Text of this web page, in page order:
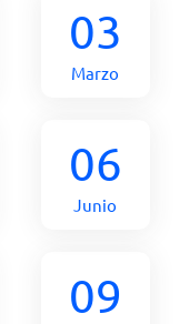
03
Marzo
06
Junio
09